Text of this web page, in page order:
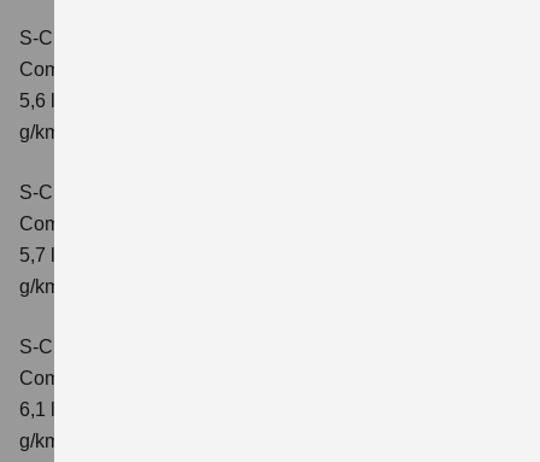
S-Cross 1.4 BOOSTERJET HYBRID ALLGRIP
Comfort
5,6 l/100 km; kombinierter Wert der CO2-Emission: 131
g/km; CO2-Klasse: D
S-Cross 1.4 BOOSTERJET HYBRID ALLGRIP
Comfort+
5,7 l/100 km; kombinierter Wert der CO2-Emission: 131
g/km; CO2-Klasse: D
S-Cross 1.4 BOOSTERJET HYBRID ALLGRIP AT
Comfort+
6,1 l/100 km; kombinierter Wert der CO2-Emission: 141
g/km; CO2-Klasse: E